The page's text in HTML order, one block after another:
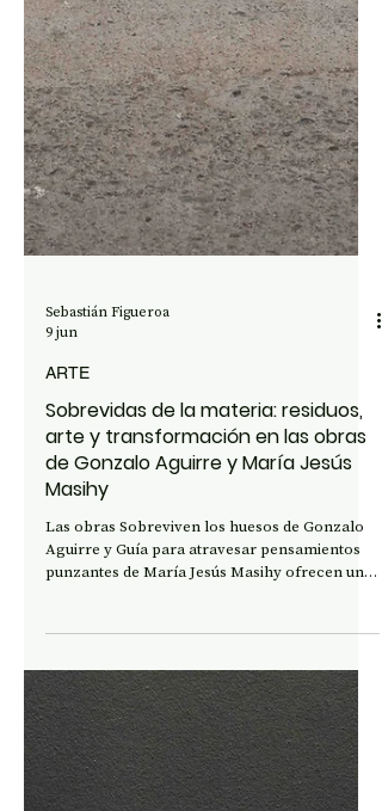
9 jun
ARTE
Sobrevidas de la materia: residuos,
arte y transformación en las obras
de Gonzalo Aguirre y María Jesús
Masihy